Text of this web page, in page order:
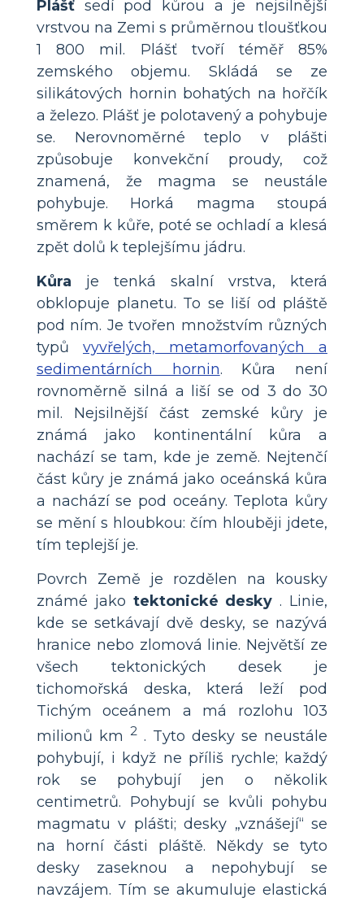
Plášť sedí pod kůrou a je nejsilnější
vrstvou na Zemi s průměrnou tloušťkou
1 800 mil. Plášť tvoří téměř 85%
zemského objemu. Skládá se ze
silikátových hornin bohatých na hořčík
a železo. Plášť je polotavený a pohybuje
se. Nerovnoměrné teplo v plášti
způsobuje konvekční proudy, což
znamená, že magma se neustále
pohybuje. Horká magma stoupá
směrem k kůře, poté se ochladí a klesá
zpět dolů k teplejšímu jádru.
Kůra je tenká skalní vrstva, která
obklopuje planetu. To se liší od pláště
pod ním. Je tvořen množstvím různých
typů vyvřelých, metamorfovaných a
sedimentárních hornin. Kůra není
rovnoměrně silná a liší se od 3 do 30
mil. Nejsilnější část zemské kůry je
známá jako kontinentální kůra a
nachází se tam, kde je země. Nejtenčí
část kůry je známá jako oceánská kůra
a nachází se pod oceány. Teplota kůry
se mění s hloubkou: čím hlouběji jdete,
tím teplejší je.
Povrch Země je rozdělen na kousky
známé jako tektonické desky . Linie,
kde se setkávají dvě desky, se nazývá
hranice nebo zlomová linie. Největší ze
všech tektonických desek je
tichomořská deska, která leží pod
Tichým oceánem a má rozlohu 103
milionů km 2 . Tyto desky se neustále
pohybují, i když ne příliš rychle; každý
rok se pohybují jen o několik
centimetrů. Pohybují se kvůli pohybu
magmatu v plášti; desky „vznášejí“ se
na horní části pláště. Někdy se tyto
desky zaseknou a nepohybují se
navzájem. Tím se akumuluje elastická